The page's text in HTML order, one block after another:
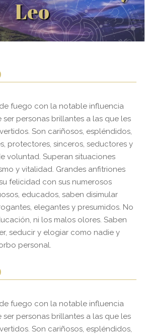
Leo
fuego con la notable influencia
personas brillantes a las que les
Son cariñosos, espléndidos,
protectores, sinceros, seductores y
voluntad. Superan situaciones
y vitalidad. Grandes anfitriones
felicidad con sus numerosos
educados, saben disimular
elegantes y presumidos. No
ni los malos olores. Saben
seducir y elogiar como nadie y
personal.
fuego con la notable influencia
personas brillantes a las que les
Son cariñosos, espléndidos,